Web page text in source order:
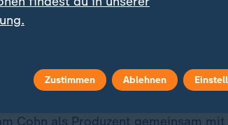
auf dem Walk of Fame geehrt worden.
mit bewegenden Worten für den
Cohn als Produzent gemeinsam
Zustimmen Ablehnen